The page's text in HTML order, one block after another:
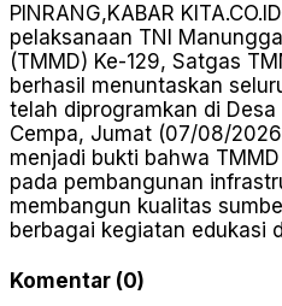
PINRANG,KABAR
pelaksanaan TNI
(TMMD) Ke-129, Satgas
berhasil menuntaskan
telah diprogramkan di
Cempa, Jumat (07/08/
menjadi bukti bahwa
pada pembangunan
membangun kualitas
berbagai kegiatan edukasi
Komentar (0)